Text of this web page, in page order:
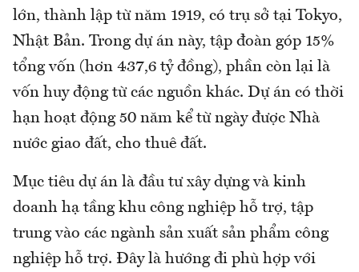
lớn, thành lập từ năm 1919, có trụ sở tại Tokyo,
Nhật Bản. Trong dự án này, tập đoàn góp 15%
tổng vốn (hơn 437,6 tỷ đồng), phần còn lại là
vốn huy động từ các nguồn khác. Dự án có thời
hạn hoạt động 50 năm kể từ ngày được Nhà
nước giao đất, cho thuê đất.
Mục tiêu dự án là đầu tư xây dựng và kinh
doanh hạ tầng khu công nghiệp hỗ trợ, tập
trung vào các ngành sản xuất sản phẩm công
nghiệp hỗ trợ. Đây là hướng đi phù hợp với